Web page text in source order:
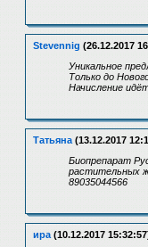
Stevennig (26.12.2017
Уникальное
Только до
Начисление
Татьяна (13.12.2017
Биопрепарат
растительных
89035044566
ира (10.12.2017